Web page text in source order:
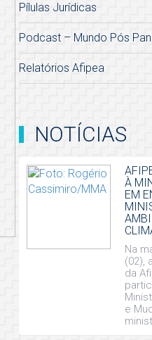
Pílulas Jurídicas
Podcast – Mundo Pós
Relatórios Afipea
NOTÍCIAS
À
EM
Na
(02),
da
e